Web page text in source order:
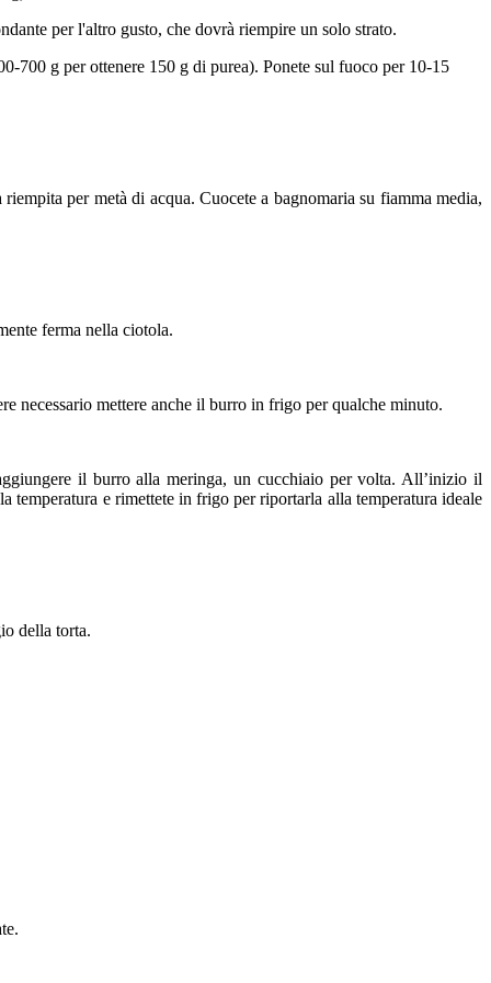
per l'altro gusto, che dovrà riempire un solo strato.
700 g per ottenere 150 g di purea). Ponete sul fuoco per 10-15
per metà di acqua. Cuocete a bagnomaria su fiamma media,
ferma nella ciotola.
necessario mettere anche il burro in frigo per qualche minuto.
il burro alla meringa, un cucchiaio per volta. All’inizio il
temperatura e rimettete in frigo per riportarla alla temperatura ideale
della torta.